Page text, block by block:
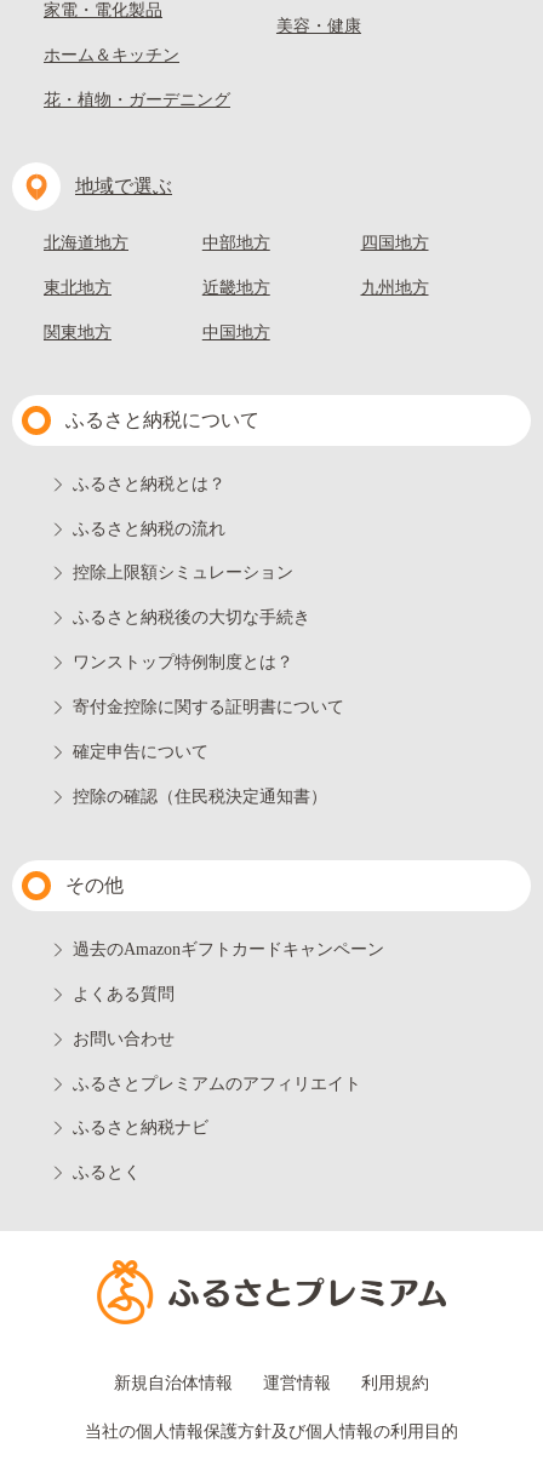
家電・電化製品
ホーム＆キッチン
花・植物・ガーデニング
美容・健康
地域で選ぶ
北海道地方
東北地方
関東地方
中部地方
近畿地方
中国地方
四国地方
九州地方
ふるさと納税について
ふるさと納税とは？
ふるさと納税の流れ
控除上限額シミュレーション
ふるさと納税後の大切な手続き
ワンストップ特例制度とは？
寄付金控除に関する証明書について
確定申告について
控除の確認（住民税決定通知書）
その他
過去のAmazonギフトカードキャンペーン
よくある質問
お問い合わせ
ふるさとプレミアムのアフィリエイト
ふるさと納税ナビ
ふるとく
新規自治体情報 運営情報 利用規約
当社の個人情報保護方針及び個人情報の利用目的